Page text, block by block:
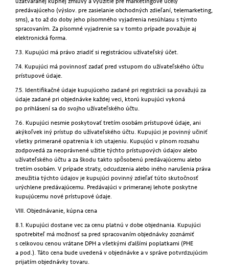
predávajúceho (výslov. pre zasielanie obchodných zdieľaní, telemarketing,
sms), a to až do doby jeho písomného vyjadrenia nesúhlasu s týmto
spracovaním. Za písomné vyjadrenie sa v tomto prípade považuje aj
elektronická forma.
7.3. Kupujúci má právo zriadiť si registráciou užívateľský účet.
7.4. Kupujúci má povinnosť zadať pred vstupom do užívateľského účtu
prístupové údaje.
7.5. Identifikačné údaje kupujúceho zadané pri registrácii sa považujú za
údaje zadané pri objednávke každej veci, ktorú kupujúci vykoná
po prihlásení sa do svojho užívateľského účtu.
7.6. Kupujúci nesmie poskytovať tretím osobám prístupové údaje, ani
akýkoľvek iný prístup do užívateľského účtu. Kupujúci je povinný učiniť
všetky primerané opatrenia k ich utajeniu. Kupujúci v plnom rozsahu
zodpovedá za neoprávnené užitie týchto prístupových údajov alebo
užívateľského účtu a za škodu takto spôsobenú predávajúcemu alebo
tretím osobám. V prípade straty, odcudzenia alebo iného narušenia práva
zneužitia týchto údajov je kupujúci povinný zdieľať túto skutočnosť
urýchlene predávajúcemu. Predávajúci v primeranej lehote poskytne
kupujúcemu nové prístupové údaje.
VIII. Objednávanie, kúpna cena
8.1. Kupujúci dostane vec za cenu platnú v dobe objednania. Kupujúci
spotrebiteľ má možnosť sa pred spracovaním objednávky zoznámiť
s celkovou cenou vrátane DPH a všetkými ďalšími poplatkami (PHE
a pod.). Táto cena bude uvedená v objednávke a v správe potvrdzujúcim
prijatím objednávky tovaru.